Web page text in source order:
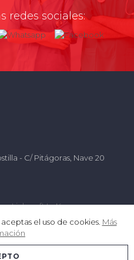
el uso de cookies. Más
redes sociales:
- C/ Pitágoras, Nave 20
Linkasoft LeKommerce